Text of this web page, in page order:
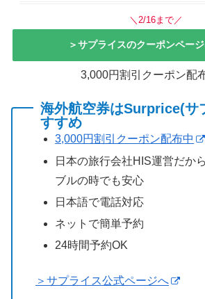
＼2/16まで／
＞サプライスのクーポンペー
3,000円割引クーポン配
海外航空券はSurprice(サ
すすめ
3,000円割引クーポン配布中
日本の旅行会社HIS運営だか
ブルの時でも安心
日本語で電話対応
ネットで簡単予約
24時間予約OK
＞サプライス公式ページへ